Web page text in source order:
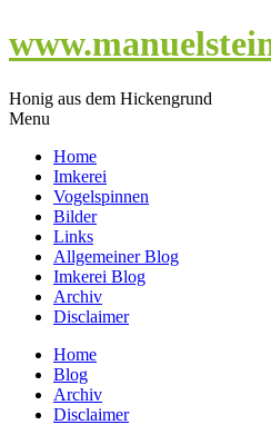
Honig aus dem Hickengrund
Menu
Home
Imkerei
Vogelspinnen
Bilder
Links
Allgemeiner Blog
Imkerei Blog
Archiv
Disclaimer
Home
Blog
Archiv
Disclaimer